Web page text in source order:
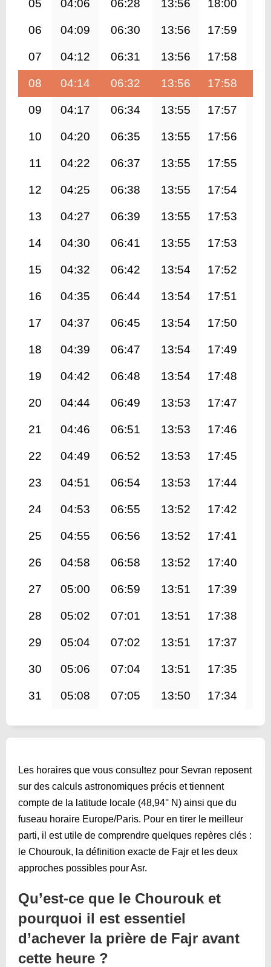
05 04:06 06:28 13:56 18:00
06 04:09 06:30 13:56 17:59
07 04:12 06:31 13:56 17:58
08 04:14 06:32 13:56 17:58
09 04:17 06:34 13:55 17:57
10 04:20 06:35 13:55 17:56
11 04:22 06:37 13:55 17:55
12 04:25 06:38 13:55 17:54
13 04:27 06:39 13:55 17:53
14 04:30 06:41 13:55 17:53
15 04:32 06:42 13:54 17:52
16 04:35 06:44 13:54 17:51
17 04:37 06:45 13:54 17:50
18 04:39 06:47 13:54 17:49
19 04:42 06:48 13:54 17:48
20 04:44 06:49 13:53 17:47
21 04:46 06:51 13:53 17:46
22 04:49 06:52 13:53 17:45
23 04:51 06:54 13:53 17:44
24 04:53 06:55 13:52 17:42
25 04:55 06:56 13:52 17:41
26 04:58 06:58 13:52 17:40
27 05:00 06:59 13:51 17:39
28 05:02 07:01 13:51 17:38
29 05:04 07:02 13:51 17:37
30 05:06 07:04 13:51 17:35
31 05:08 07:05 13:50 17:34
Les horaires que vous consultez pour Sevran reposent
sur des calculs astronomiques précis et tiennent
compte de la latitude locale (48,94° N) ainsi que du
fuseau horaire Europe/Paris. Pour en tirer le meilleur
parti, il est utile de comprendre quelques repères clés :
le Chourouk, la définition exacte de Fajr et les deux
approches possibles pour Asr.
Qu’est-ce que le Chourouk et
pourquoi il est essentiel
d’achever la prière de Fajr avant
cette heure ?